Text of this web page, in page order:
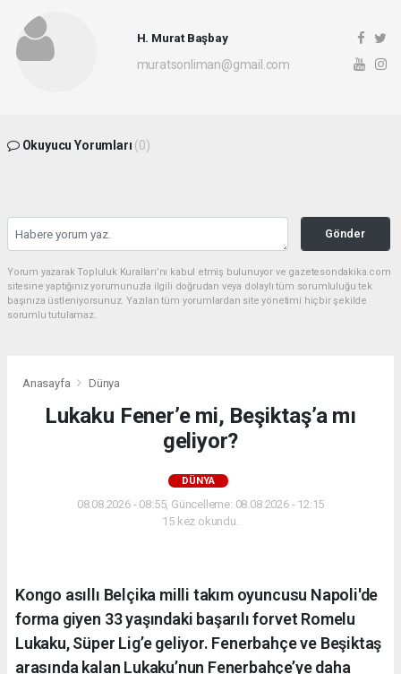
H. Murat Başbay
muratsonliman@gmail.com
Okuyucu Yorumları (0)
Gönder
Yorum yazarak Topluluk Kuralları’nı kabul etmiş bulunuyor ve gazetesondakika.com
sitesine yaptığınız yorumunuzla ilgili doğrudan veya dolaylı tüm sorumluluğu tek
başınıza üstleniyorsunuz. Yazılan tüm yorumlardan site yönetimi hiçbir şekilde
sorumlu tutulamaz.
Anasayfa Dünya
Lukaku Fener’e mi, Beşiktaş’a mı
geliyor?
DÜNYA
08.08.2026 - 08:55, Güncelleme: 08.08.2026 - 12:15
15 kez okundu.
Kongo asıllı Belçika milli takım oyuncusu Napoli'de
forma giyen 33 yaşındaki başarılı forvet Romelu
Lukaku, Süper Lig’e geliyor. Fenerbahçe ve Beşiktaş
arasında kalan Lukaku’nun Fenerbahçe’ye daha